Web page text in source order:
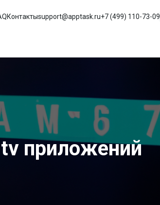
Контактыsupport@apptask.ru+7 (499) 110-73-09
приложений